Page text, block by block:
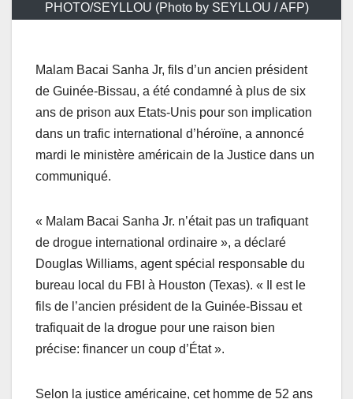
PHOTO/SEYLLOU (Photo by SEYLLOU / AFP)
Malam Bacai Sanha Jr, fils d’un ancien président
de Guinée-Bissau, a été condamné à plus de six
ans de prison aux Etats-Unis pour son implication
dans un trafic international d’héroïne, a annoncé
mardi le ministère américain de la Justice dans un
communiqué.
« Malam Bacai Sanha Jr. n’était pas un trafiquant
de drogue international ordinaire », a déclaré
Douglas Williams, agent spécial responsable du
bureau local du FBI à Houston (Texas). « Il est le
fils de l’ancien président de la Guinée-Bissau et
trafiquait de la drogue pour une raison bien
précise: financer un coup d’État ».
Selon la justice américaine, cet homme de 52 ans